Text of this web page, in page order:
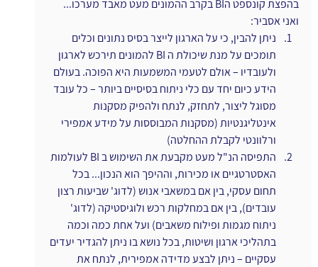
בהפצת קונספט הBI בקרב ההמונים מעט מאבד מערכו...
ואני אסביר:
ניתן להבין, כי על הארגון לייצר בסיס נתונים וכלים
תומכים על מנת שיכולת ה BI להמונים תירכש לארגון
ולעובדיו – אולם לטעמי המשמעות היא הפוכה. בעולם
הידע כיום יחד עם כלי ניתוח בסיסיים ביותר – כל עובד
מסוגל ליצור, לתחזק, לנתח ולהפיק מסקנות
אינטליגנטיות (מסקנות המבוססות על מידע אמפירי
ורלוונטי לקבלת ההחלטה)
התפיסה הנ"ל מעט מקבעת את השימוש ב BI לעולמות
האסטרטגיים או מכירות, וההיפך הוא הנכון... בכל
תחום עסקי, בין אם במשאבי אנוש (לדוג' שביעות רצון
עובדים), בין אם במחלקות רכש ולוגיסטיקה (לדוג'
ניתוח מגמות ופילוח משאבים) ועל אחת כמה וכמה
בתהליכי ארגון ושיטות, בכל נושא בו ניתן להגדיר יעדים
עסקיים – ניתן לבצע מדידה אמפירית, לנתח את